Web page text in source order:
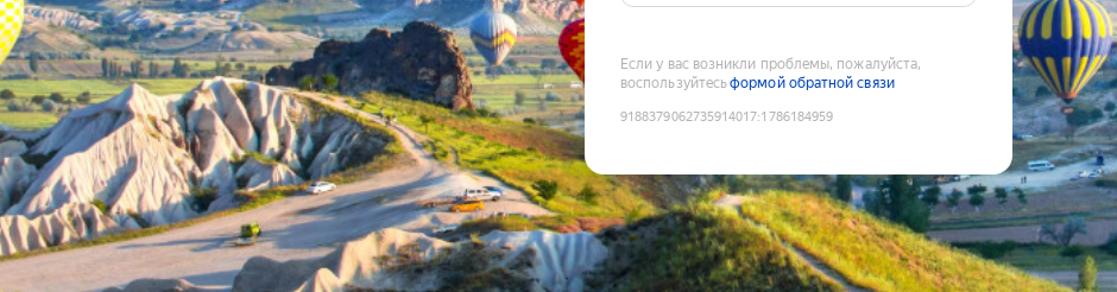
Если у вас возникли проблемы, пожалуйста,
воспользуйтесьформой обратной связи
9188379062735914017:1786184959